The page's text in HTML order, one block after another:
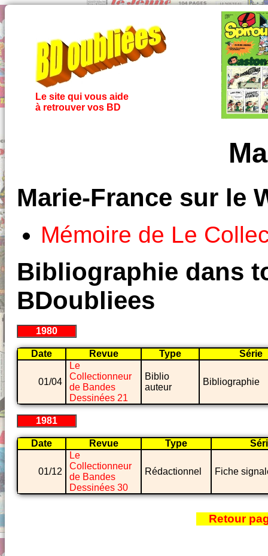
Le site qui vous aide
à retrouver vos BD
Marie-France sur le
Mémoire de Le
Bibliographie dans
BDoubliees
1980
Date Revue Type Série
01/04
Le
Collectionneur
de Bandes
Dessinées 21
Biblio
auteur
Bibliographie
1981
Date Revue Type
01/12
Le
Collectionneur
de Bandes
Dessinées 30
Rédactionnel Fiche
Retour